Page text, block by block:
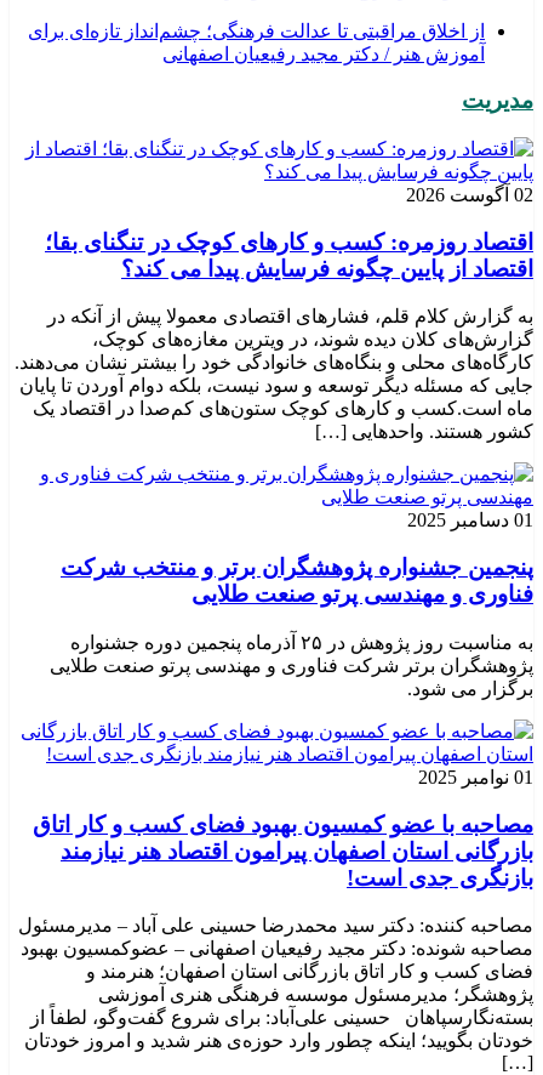
از اخلاق مراقبتی تا عدالت فرهنگی؛ چشم‌انداز تازه‌ای برای
آموزش هنر / دکتر مجید رفیعیان اصفهانی
مدیریت
02 آگوست 2026
اقتصاد روزمره: کسب‌ و کارهای کوچک در تنگنای بقا؛
اقتصاد از پایین چگونه فرسایش پیدا می کند؟
به گزارش کلام قلم، فشارهای اقتصادی معمولا پیش از آنکه در
گزارش‌های کلان دیده شوند، در ویترین مغازه‌های کوچک،
کارگاه‌های محلی و بنگاه‌های خانوادگی خود را بیشتر نشان می‌دهند.
جایی که مسئله دیگر توسعه و سود نیست، بلکه دوام آوردن تا پایان
ماه است.کسب‌ و کارهای کوچک ستون‌های کم‌صدا در اقتصاد یک
کشور هستند. واحدهایی […]
01 دسامبر 2025
پنجمین جشنواره پژوهشگران برتر و منتخب شرکت
فناوری و مهندسی پرتو صنعت طلایی
به مناسبت روز پژوهش در ۲۵ آذرماه پنجمین دوره جشنواره
پژوهشگران برتر شرکت فناوری و مهندسی پرتو صنعت طلایی
برگزار می شود.
01 نوامبر 2025
مصاحبه با عضو کمسیون بهبود فضای کسب و کار اتاق
بازرگانی استان اصفهان پیرامون اقتصاد هنر نیازمند
بازنگری جدی است!
مصاحبه کننده: دکتر سید محمدرضا حسینی علی آباد – مدیرمسئول
مصاحبه شونده: دکتر مجید رفیعیان اصفهانی – عضوکمسیون بهبود
فضای کسب و کار اتاق بازرگانی استان اصفهان؛ هنرمند و
پژوهشگر؛ ‌مدیرمسئول موسسه فرهنگی هنری آموزشی
بسته‌نگارسپاهان حسینی علی‌آباد: برای شروع گفت‌وگو، لطفاً از
خودتان بگویید؛ اینکه چطور وارد حوزه‌ی هنر شدید و امروز خودتان
[…]